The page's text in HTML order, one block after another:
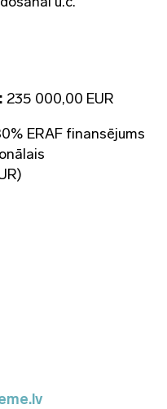
235 000,00 EUR
ERAF finansējums